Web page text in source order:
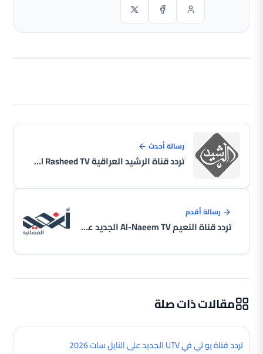
رسالة أحدث
تردد قناة الرشيد العراقية Al Rasheed TV الجديد على النايل سات 2026
رسالة أقدم
تردد قناة النعيم Al-Naeem TV الجديد على النايل سات 2026
مقالات ذات صلة
تردد قناة يو تي في UTV الجديد على النايل سات 2026